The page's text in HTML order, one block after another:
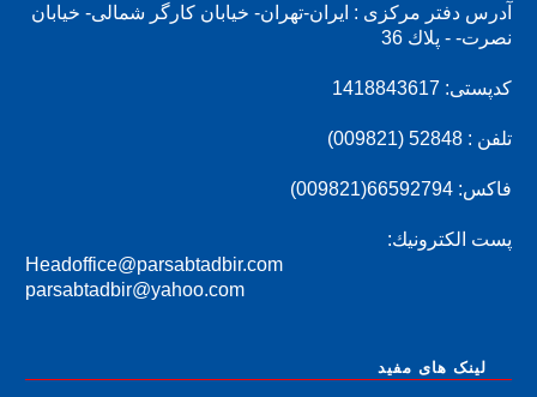
آدرس دفتر مرکزی : ايران-تهران- خيابان كارگر شمالی- خيابان
نصرت- - پلاك 36
کدپستی: 1418843617
تلفن : 52848 (009821)
فاكس: 66592794(009821)
پست الكترونيك:
Headoffice@parsabtadbir.com
parsabtadbir@yahoo.com
لینک های مفید